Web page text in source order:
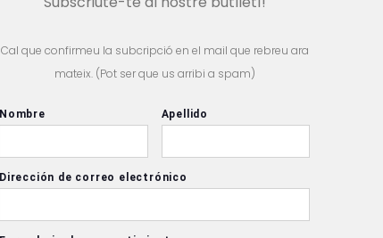
Cal que confirmeu la subcripció en el mail que rebreu ara
mateix. (Pot ser que us arribi a spam)